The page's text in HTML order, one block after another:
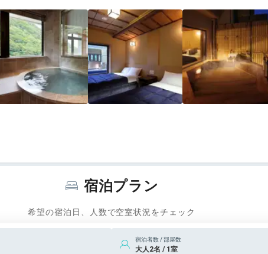
宿泊プラン
希望の宿泊日、人数で空室状況をチェック
宿泊者数 / 部屋数
大人2名 / 1室